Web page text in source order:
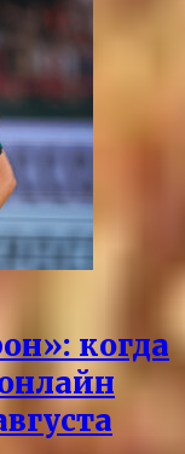
когда